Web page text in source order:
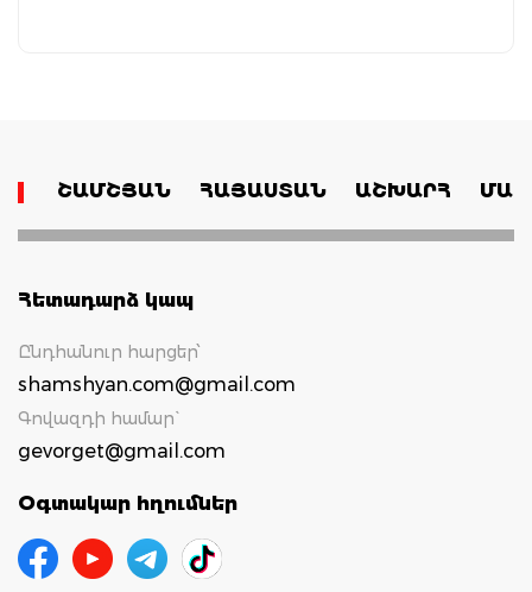
ՇԱՄՇՅԱՆ ՀԱՅԱՍՏԱՆ ԱՇԽԱՐՀ
Հետադարձ կապ
Ընդհանուր հարցեր՝
shamshyan.com@gmail.com
Գովազդի համար`
gevorget@gmail.com
Օգտակար հղումներ